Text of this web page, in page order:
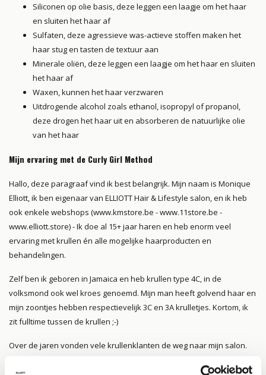
Siliconen op olie basis, deze leggen een laagje om het haar
en sluiten het haar af
Sulfaten, deze agressieve was-actieve stoffen maken het
haar stug en tasten de textuur aan
Minerale oliën, deze leggen een laagje om het haar en sluiten
het haar af
Waxen, kunnen het haar verzwaren
Uitdrogende alcohol zoals ethanol, isopropyl of propanol,
deze drogen het haar uit en absorberen de natuurlijke olie
van het haar
Mijn ervaring met de Curly Girl Method
Hallo, deze paragraaf vind ik best belangrijk. Mijn naam is Monique
Elliott, ik ben eigenaar van ELLIOTT Hair & Lifestyle salon, en ik heb
ook enkele webshops (www.kmstore.be - www.11store.be -
www.elliott.store) - Ik doe al 15+ jaar haren en heb enorm veel
ervaring met krullen én alle mogelijke haarproducten en
behandelingen.
Zelf ben ik geboren in Jamaica en heb krullen type 4C, in de
volksmond ook wel kroes genoemd. Mijn man heeft golvend haar en
mijn zoontjes hebben respectievelijk 3C en 3A krulletjes. Kortom, ik
zit fulltime tussen de krullen ;-)
Over de jaren vonden vele krullenklanten de weg naar mijn salon.